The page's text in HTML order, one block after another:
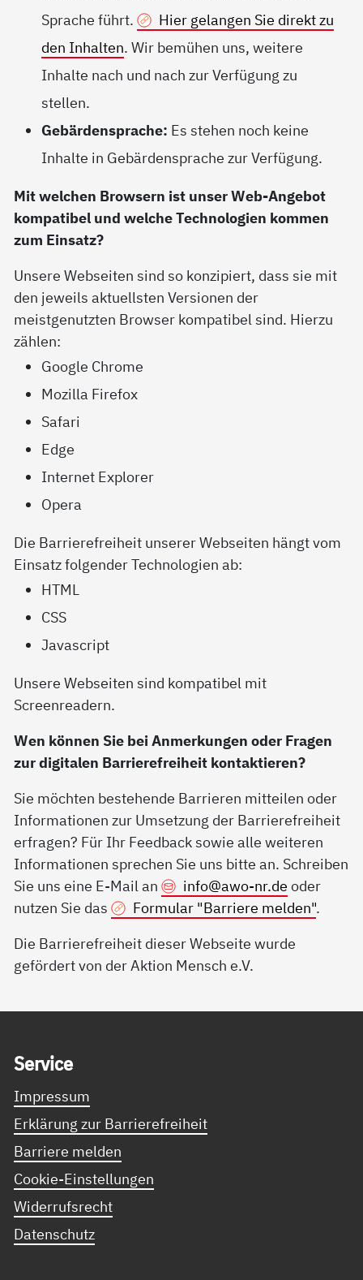
Sprache führt.
Hier gelangen Sie direkt zu
den Inhalten. Wir bemühen uns, weitere
Inhalte nach und nach zur Verfügung zu
stellen.
Gebärdensprache: Es stehen noch keine
Inhalte in Gebärdensprache zur Verfügung.
Mit welchen Browsern ist unser Web-Angebot
kompatibel und welche Technologien kommen
zum Einsatz?
Unsere Webseiten sind so konzipiert, dass sie mit
den jeweils aktuellsten Versionen der
meistgenutzten Browser kompatibel sind. Hierzu
zählen:
Google Chrome
Mozilla Firefox
Safari
Edge
Internet Explorer
Opera
Die Barrierefreiheit unserer Webseiten hängt vom
Einsatz folgender Technologien ab:
HTML
CSS
Javascript
Unsere Webseiten sind kompatibel mit
Screenreadern.
Wen können Sie bei Anmerkungen oder Fragen
zur digitalen Barrierefreiheit kontaktieren?
Sie möchten bestehende Barrieren mitteilen oder
Informationen zur Umsetzung der Barrierefreiheit
erfragen? Für Ihr Feedback sowie alle weiteren
Informationen sprechen Sie uns bitte an. Schreiben
Sie uns eine E-Mail an
info@awo-nr.de oder
nutzen Sie das
Formular "Barriere melden".
Die Barrierefreiheit dieser Webseite wurde
gefördert von der Aktion Mensch e.V.
Ser­vice
Impressum
Erklärung zur Barrierefreiheit
Barriere melden
Cookie-Einstellungen
Widerrufsrecht
Datenschutz